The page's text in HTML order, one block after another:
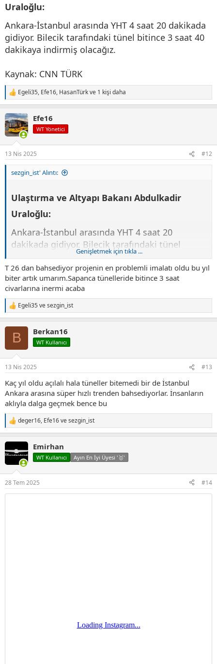
Uraloğlu:
Ankara-İstanbul arasında YHT 4 saat 20 dakikada
gidiyor. Bilecik tarafındaki tünel bitince 3 saat 40
dakikaya indirmiş olacağız.
Kaynak: CNN TÜRK
T
e
k
i
l
:
Egeli35, Efe16, HasanTürkve 1 kişi daha
Efe16
WT Yönetici
13 Nis 2025 #12
sezgin_ist' Alıntı:
Ulaştırma ve Altyapı Bakanı Abdulkadir
Uraloğlu:
Ankara-İstanbul arasında YHT 4 saat 20
dakikada gidiyor. Bilecik tarafındaki tünel
bitince 3 saat 40 dakikaya indirmiş olacağız.
Kaynak: CNN TÜRK
Genişletmek için tıkla ...
T 26 dan bahsediyor projenin en problemli imalatı oldu bu yıl
biter artık umarım.Sapanca tünelleride bitince 3 saat
civarlarına inermi acaba
T
e
:
Egeli35vesezgin_ist
B Berkan16
WT Kullanıcı
13 Nis 2025 #13
Kaç yıl oldu açılalı hala tüneller bitemedi bir de İstanbul
Ankara arasına süper hızlı trenden bahsediyorlar. İnsanların
aklıyla dalga geçmek bence bu
T
e
i
:
deger16, Efe16vesezgin_ist
Emirhan
WT Kullanıcı Ayın En İyi Üyesi '🥇'
28 Tem 2025 #14